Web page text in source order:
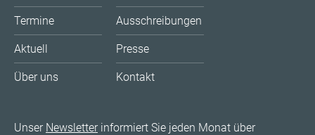
Termine
Aktuell
Über uns
Ausschreibungen
Presse
Kontakt
Unser Newsletterinformiert Sie jeden Monat über